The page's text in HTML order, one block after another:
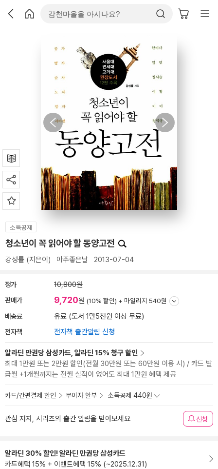
소득공제
청소년이 꼭 읽어야 할 동양고전
강성률 (지은이) 아주좋은날 2013-07-04
정가 10,800원
판매가 9,720원 (10% 할인) + 마일리지 540원
배송료 유료 (도서 1만5천원 이상 무료)
전자책 전자책 출간알림 신청
알라딘 만권당 삼성카드, 알라딘 15% 청구 할인
최대 1만원 또는 2만원 할인(전월 30만원 또는 60만원 이용 시) / 카드 발
급월 +1개월까지는 전월 실적이 없어도 최대 1만원 혜택 제공
카드/간편결제 할인 무이자 할부 소득공제 440원
관심 저자, 시리즈의 출간 알림을 받아보세요 신청
알라딘 30% 할인! 알라딘 만권당 삼성카드
카드혜택 15% + 이벤트혜택 15% (~2025.12.31)